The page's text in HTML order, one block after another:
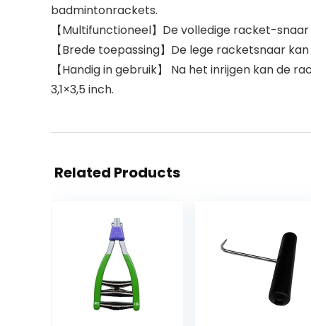
badmintonrackets.
【Multifunctioneel】De volledige racket-
【Brede toepassing】De lege racketsnaar
【Handig in gebruik】 Na het inrijgen kan
3,1×3,5 inch.
Related Products